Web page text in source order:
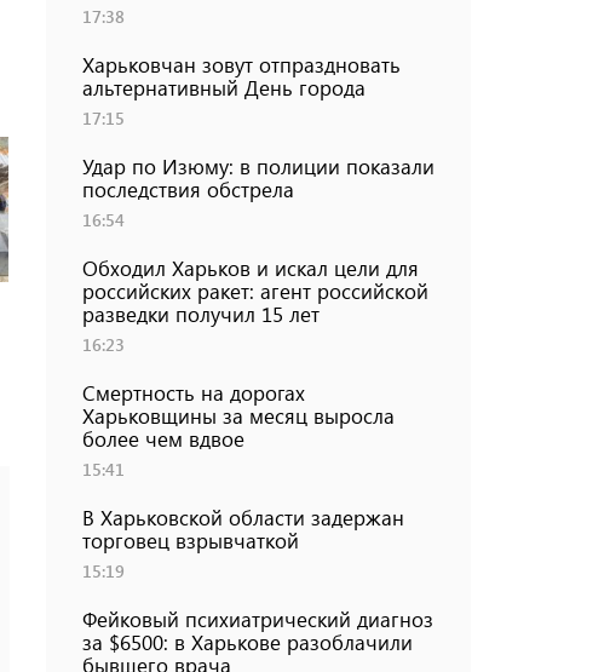
17:38
Харьковчан зовут отпраздновать
альтернативный День города
17:15
Удар по Изюму: в полиции показали
последствия обстрела
16:54
Обходил Харьков и искал цели для
российских ракет: агент российской
разведки получил 15 лет
16:23
Смертность на дорогах
Харьковщины за месяц выросла
более чем вдвое
15:41
В Харьковской области задержан
торговец взрывчаткой
15:19
Фейковый психиатрический диагноз
за $6500: в Харькове разоблачили
бывшего врача